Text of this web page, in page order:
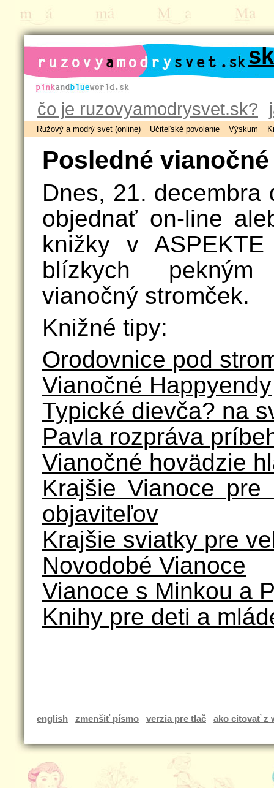
ruzovyamodrysvet.sk
čo je ruzovyamodrysvet.sk?
Ružový a modrý svet (online) Učiteľské povolanie Výskum
Posledné
Dnes, 21. decembra
objednať on-line
knižky v
blízkych
vianočný stromček.
Knižné tipy:
Orodovnice pod
Vianočné Happyendy
Typické dievča? na
Pavla rozpráva
Vianočné hovädzie
Krajšie Vianoce
objaviteľov
Krajšie sviatky pre
Novodobé Vianoce
Vianoce s Minkou a
Knihy pre deti a
english zmenšiť písmo verzia pre tlač ako citovať z